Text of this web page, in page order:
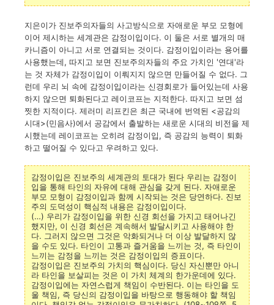
지은이가 진보주의자들의 사고방식으로 자애로운 부모 모형에
이어 제시하는 세계관은 감정이입이다. 이 둘은 서로 별개의 매
카니즘이 아니고 서로 연결되는 것이다. 감정이입이라는 용어를
사용했는데, 따지고 보면 진보주의자들의 주요 가치인 '연대'라
는 것 자체가 감정이입이 이뤄지지 않으면 만들어질 수 없다. 그
런데 우리 뇌 속에 감정이입이라는 신경회로가 들어있는데 사용
하지 않으면 퇴화된다고 레이코프는 지적한다. 따지고 보면 섬
찟한 지적이다. 제러미 리프킨은 최근 국내에 번역된 <공감의
시대>(민음사)에서 공감에서 출발하는 새로운 시대의 비전을 제
시했는데 레이코프는 오히려 감정이입, 즉 공감의 능력이 퇴화
하고 떨어질 수 있다고 우려하고 있다.
감정이입은 진보주의 세계관의 토대가 된다 우리는 감정이
입을 통해 타인의 자유에 대해 관심을 갖게 된다. 자애로운
부모 모형이 감정이입과 함께 시작되는 것은 당연하다. 진보
주의 도덕성이 핵심적 내용은 감정이입이다.
(…) 우리가 감정이입을 위한 신경 회선을 가지고 태어나긴
했지만, 이 신경 회선은 계속해서 발달시키고 사용해야 한
다. 그러지 않으면 그것은 악화되거나 더 이상 발달하지 않
을 수도 있다. 타인이 고통과 즐거움을 느끼는 것, 즉 타인이
느끼는 감정을 느끼는 것은 감정이입의 증표이다.
감정이입은 진보주의 가치의 핵심이다. 당신 자신뿐만 아니
라 타인을 보살피는 것은 이 가치 체계의 한가운데에 있다.
감정이입에는 자연스럽게 책임이 수반된다. 이는 타인을 도
울 책임, 즉 당신의 감정이입을 바탕으로 행동해야 할 책임